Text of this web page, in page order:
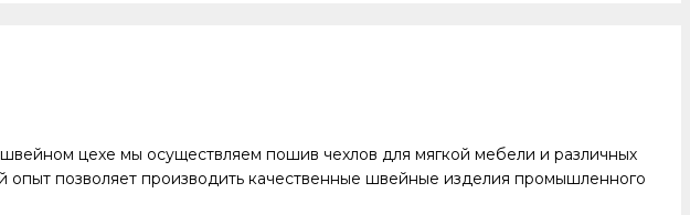
цехе мы осуществляем пошив чехлов для мягкой мебели и различных
позволяет производить качественные швейные изделия промышленного